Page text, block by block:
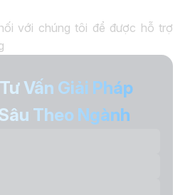
với chúng tôi để được hỗ trợ
Vấn Giải Pháp
Theo Ngành